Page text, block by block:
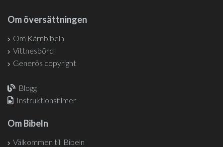
Om översättningen
Om Kärnbibeln
Vittnesbörd
Generös copyright
Blogg
Instruktionsfilmer
Om Bibeln
Välkommen till Bibeln